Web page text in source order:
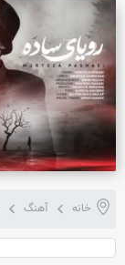
خانه آهنگ